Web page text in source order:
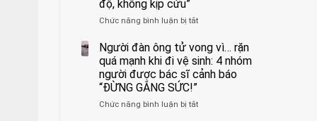
độ, không kịp cứu”
Chức năng bình luận bị tắtở
trai
11
tuổi
phải
bỏ
Người đàn ông tử vong vì… rặn
quá mạnh khi đi vệ sinh: 4 nhóm
người được bác sĩ cảnh báo
“ĐỪNG GẮNG SỨC!”
Chức năng bình luận bị tắtở